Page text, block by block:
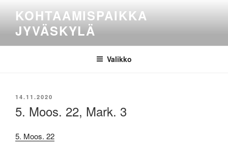
sisältöönKOHTAAMISPAIKKA
JYVÄSKYLÄ
Valikko
JULKAISTU
14.11.2020
5. Moos. 22, Mark. 3
5. Moos. 22